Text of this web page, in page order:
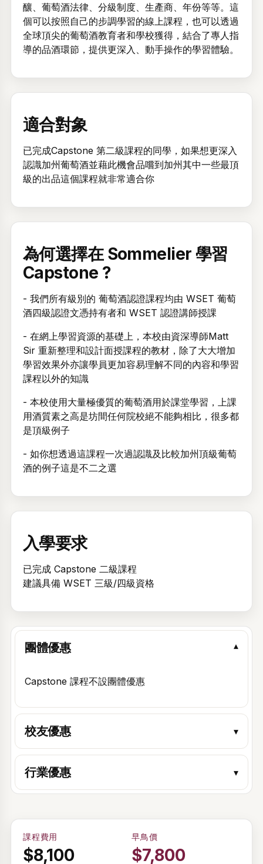
歡迎回來。登入後即可查看和管理您報讀的活動和課程時間表。
釀、葡萄酒法律、分級制度、生產商、年份等等。這
個可以按照自己的步調學習的線上課程，也可以透過
全球頂尖的葡萄酒教育者和學校獲得，結合了專人指
導的品酒環節，提供更深入、動手操作的學習體驗。
適合對象
已完成Capstone 第二級課程的同學，如果想更深入
認識加州葡萄酒並藉此機會品嚐到加州其中一些最頂
級的出品這個課程就非常適合你
為何選擇在 Sommelier 學習
Capstone ?
- 我們所有級別的 葡萄酒認證課程均由 WSET 葡萄
酒四級認證文憑持有者和 WSET 認證講師授課
- 在網上學習資源的基礎上，本校由資深導師Matt
Sir 重新整理和設計面授課程的教材，除了大大增加
學習效果外亦讓學員更加容易理解不同的內容和學習
課程以外的知識
- 本校使用大量極優質的葡萄酒用於課堂學習，上課
用酒質素之高是坊間任何院校絕不能夠相比，很多都
是頂級例子
- 如你想透過這課程一次過認識及比較加州頂級葡萄
酒的例子這是不二之選
入學要求
已完成 Capstone 二級課程
建議具備 WSET 三級/四級資格
團體優惠 ▾
Capstone 課程不設團體優惠
校友優惠 ▾
行業優惠 ▾
課程費用
$8,100
早鳥價
$7,800